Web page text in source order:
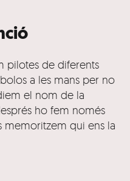
pilotes de diferents
a les mans per no
el nom de la
ho fem només
memoritzem qui ens la